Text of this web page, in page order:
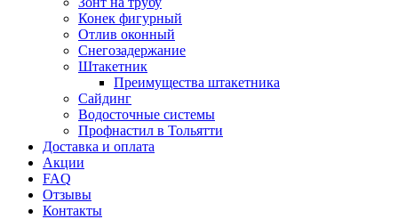
Конек фигурный
Отлив оконный
Снегозадержание
Штакетник
Преимущества штакетника
Сайдинг
Водосточные системы
Профнастил в Тольятти
Доставка и оплата
Акции
FAQ
Отзывы
Контакты
Штакетник
Сайдинг
Водосточные системы
Профнастил в Тольятти